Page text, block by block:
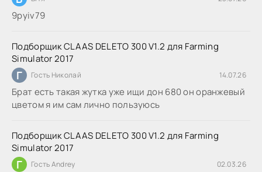
9руіv79
Подборщик CLAAS DELETO 300 V1.2 для Farming
Simulator 2017
Г Гость Николай 14.07.26
Брат есть такая жутка уже ищи дон 680 он оранжевый
цветом я им сам лично пользуюсь
Подборщик CLAAS DELETO 300 V1.2 для Farming
Simulator 2017
Г Гость Andrey 02.03.26